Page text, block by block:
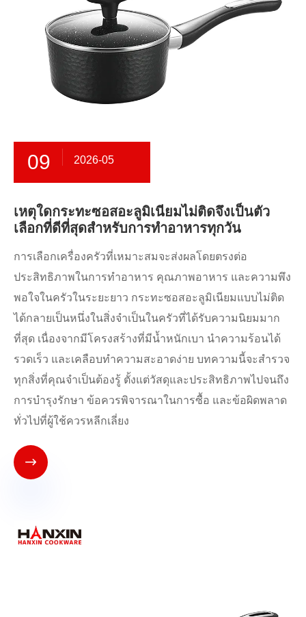
09 2026-05
เหตุใดกระทะซอสอะลูมิเนียมไม่ติดจึงเป็นตัว
เลือกที่ดีที่สุดสำหรับการทำอาหารทุกวัน
​การเลือกเครื่องครัวที่เหมาะสมจะส่งผลโดยตรงต่อ
ประสิทธิภาพในการทำอาหาร คุณภาพอาหาร และความพึง
พอใจในครัวในระยะยาว กระทะซอสอะลูมิเนียมแบบไม่ติด
ได้กลายเป็นหนึ่งในสิ่งจำเป็นในครัวที่ได้รับความนิยมมาก
ที่สุด เนื่องจากมีโครงสร้างที่มีน้ำหนักเบา นำความร้อนได้
รวดเร็ว และเคลือบทำความสะอาดง่าย บทความนี้จะสำรวจ
ทุกสิ่งที่คุณจำเป็นต้องรู้ ตั้งแต่วัสดุและประสิทธิภาพไปจนถึง
การบำรุงรักษา ข้อควรพิจารณาในการซื้อ และข้อผิดพลาด
ทั่วไปที่ผู้ใช้ควรหลีกเลี่ยง
